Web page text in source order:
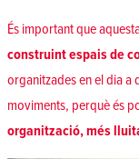
És important que
construint espais de
organitzades en el dia a
moviments, perquè és
organització, més